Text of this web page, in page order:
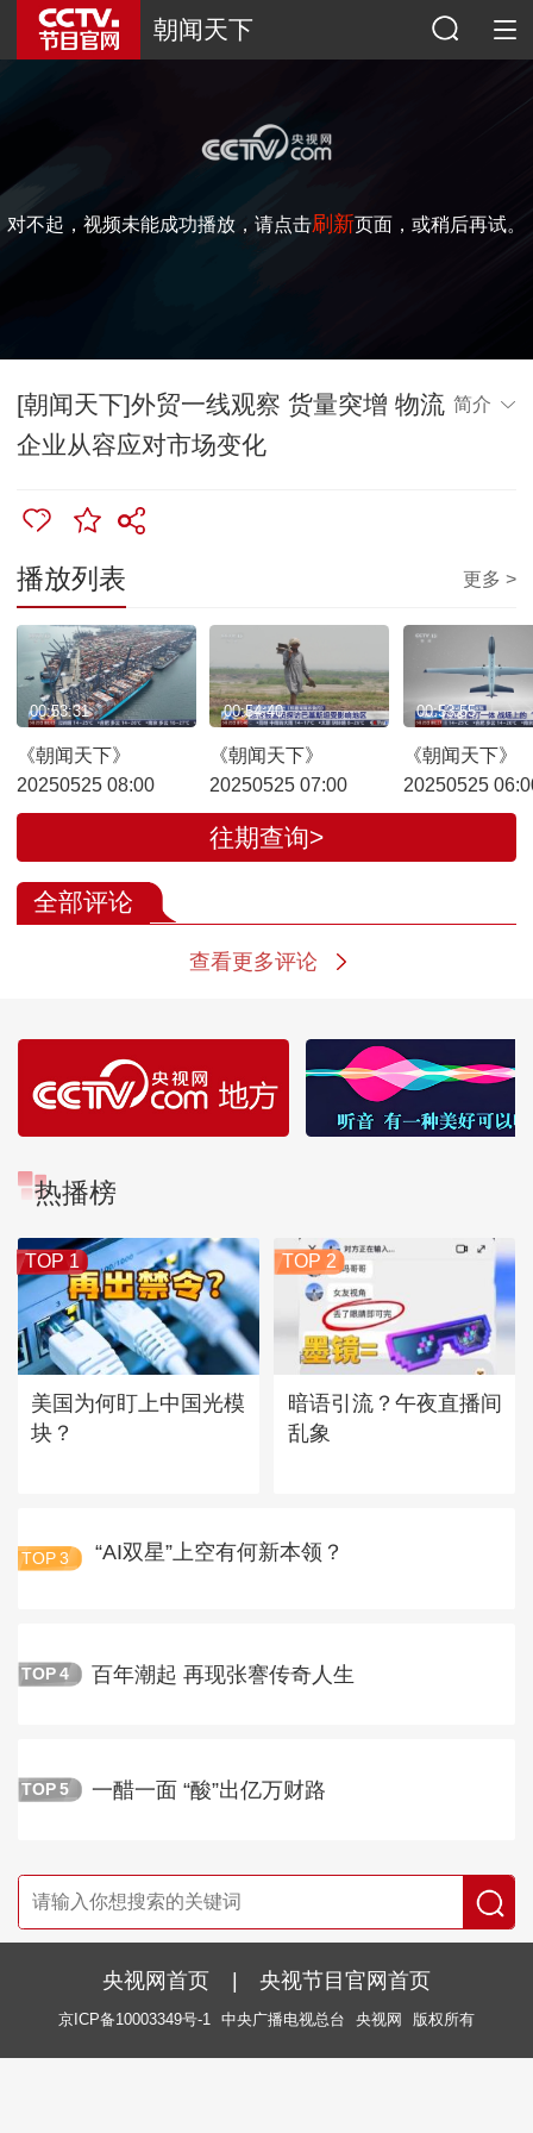
朝闻天下
对不起，视频未能成功播放，请点击刷新页面，或稍后再试。
[朝闻天下]外贸一线观察 货量突增 物流
企业从容应对市场变化
简介
播放列表 更多 >
《朝闻天下》
20250525 08:00
00:53:31
《朝闻天下》
20250525 07:00
00:54:40
《朝闻天下》
20250525
00:53:55
往期查询>
全部评论
查看更多评论
热播榜
TOP 1
美国为何盯上中国光模
块？
TOP 2
暗语引流？午夜直播间
乱象
TOP 3 “AI双星”上空有何新本领？
TOP 4 百年潮起 再现张謇传奇人生
TOP 5 一醋一面 “酸”出亿万财路
央视网首页 | 央视节目官网首页
京ICP备10003349号-1 中央广播电视总台 央视网 版权所有